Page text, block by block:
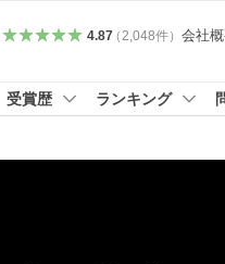
4.87（ 2,048件） 会社
受賞歴 ランキング